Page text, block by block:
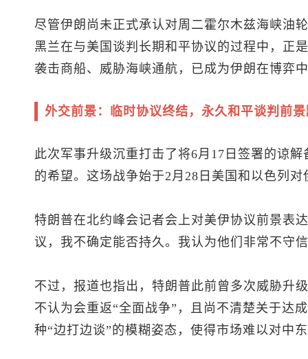
尽管伊朗尚未正式承认对周二霍尔木兹海峡油
黑兰在与美国谈判长期和平协议的过程中，正
袭击商船、威胁海峡通航，已成为伊朗在博弈
外交前景：临时协议终结，永久和平谈判前
此次军事升级沉重打击了将6月17日签署的谅
的希望。这场战争始于2月28日美国和以色列
特朗普在北约峰会记者会上对美伊协议前景表
议，我不确定能否持久。我认为他们非常不守
不过，报道也指出，特朗普此前曾多次威胁升
不认为会重返“全面战争”，且尚不清楚关于达
种“边打边谈”的模糊姿态，使得市场难以对中